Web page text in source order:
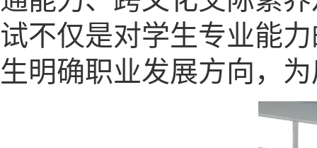
试不仅是对学生专业能
生明确职业发展方向，